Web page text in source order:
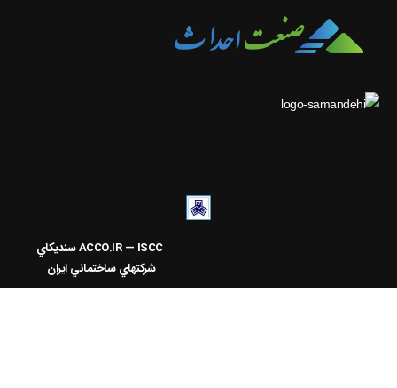
ACCO.IR — ISCC
سنديکاي
شرکتهاي ساختماني ايران